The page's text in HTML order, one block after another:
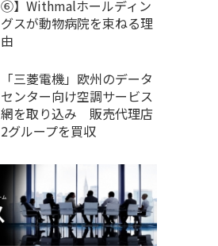
⑥】Withmalホールディン
グスが動物病院を束ねる理
由
「三菱電機」欧州のデータ
センター向け空調サービス
網を取り込み 販売代理店
2グループを買収